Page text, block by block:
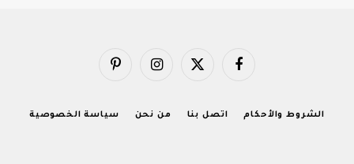
فيسبوك X
الانستغرامبينتيريست
الشروط والأحكام اتصل بنا من نحن سياسة الخصوصية